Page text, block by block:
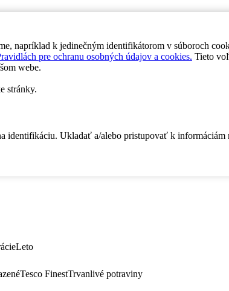
napríklad k jedinečným identifikátorom v súboroch
pre ochranu osobných údajov a cookies. Tieto
webe.
stránky.
Ukladať a/alebo pristupovať k informáciám
Leto
Tesco FinestTrvanlivé potraviny